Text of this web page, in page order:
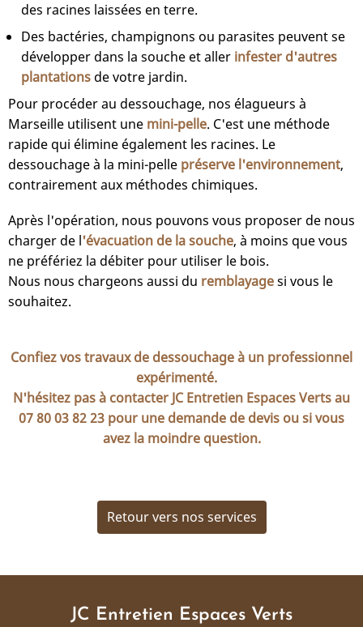
des racines laissées en terre.
Des bactéries, champignons ou parasites peuvent se
développer dans la souche et aller infester d'autres
plantations de votre jardin.
Pour procéder au dessouchage, nos élagueurs à
Marseille utilisent une mini-pelle. C'est une méthode
rapide qui élimine également les racines. Le
dessouchage à la mini-pelle préserve l'environnement,
contrairement aux méthodes chimiques.
Après l'opération, nous pouvons vous proposer de nous
charger de l'évacuation de la souche, à moins que vous
ne préfériez la débiter pour utiliser le bois.
Nous nous chargeons aussi du remblayagesi vous le
souhaitez.
Confiez vos travaux de dessouchage à un professionnel
expérimenté.
N'hésitez pas à contacter JC Entretien Espaces Verts au
07 80 03 82 23 pour une demande de devis ou si vous
avez la moindre question.
Retour vers nos services
JC Entretien Espaces Verts